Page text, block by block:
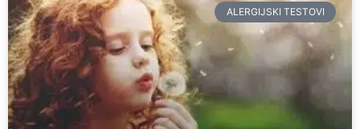
ALERGIJSKI TESTOVI